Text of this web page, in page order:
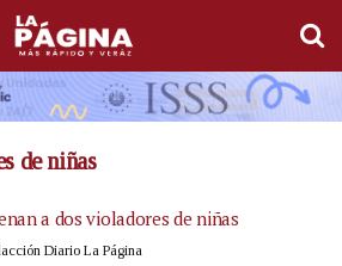
de niñas
a dos violadores de niñas
Diario La Página